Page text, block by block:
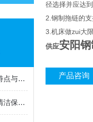
防火液压支柱保护套性能特点与阻燃防护应用
防尘液压立柱保护套日常清洁保养与更换规范
径选择并应达
2.钢制拖链的
3.机床做zui大
供应安阳
产品咨询